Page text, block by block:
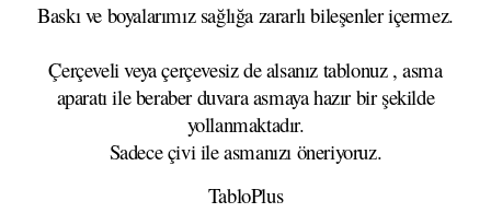
Baskı ve boyalarımız sağlığa zararlı bileşenler içermez.
Çerçeveli veya çerçevesiz de alsanız tablonuz , asma
aparatı ile beraber duvara asmaya hazır bir şekilde
yollanmaktadır.
Sadece çivi ile asmanızı öneriyoruz.
TabloPlus